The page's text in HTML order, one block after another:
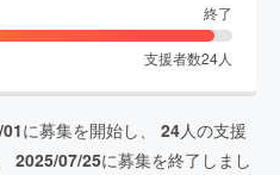
終了
支援者数24人
に募集を開始し、 24人の支援
2025/07/25に募集を終了しまし